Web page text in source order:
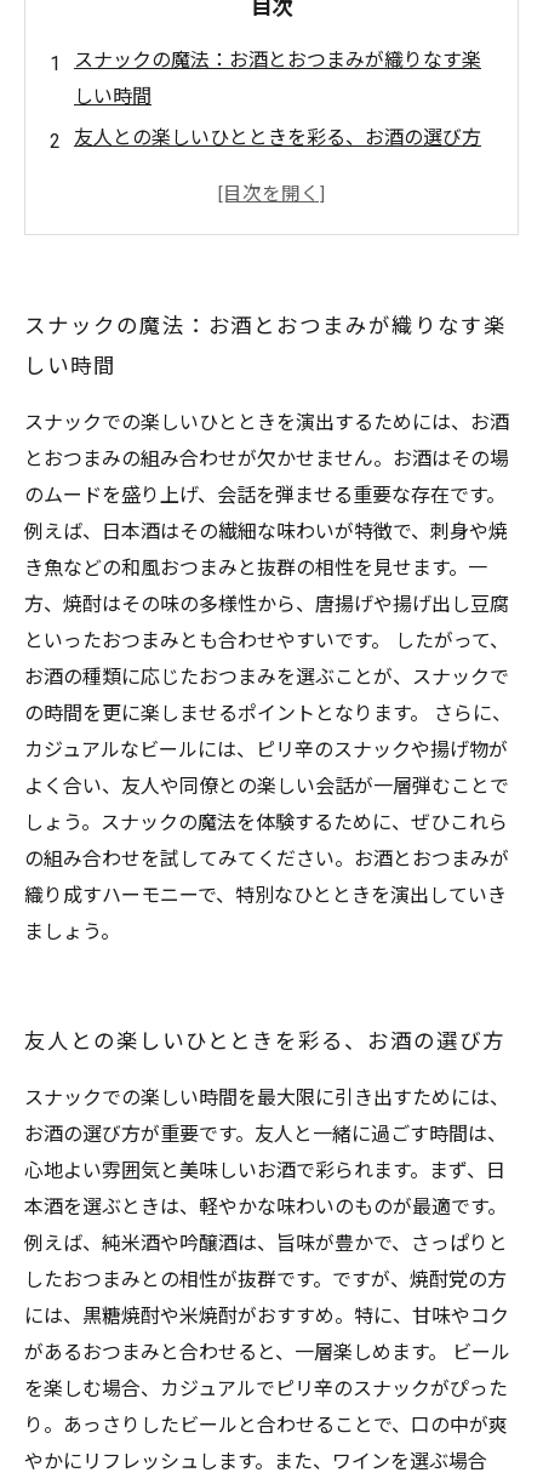
目次
スナックの魔法：お酒とおつまみが織りなす楽
しい時間
友人との楽しいひとときを彩る、お酒の選び方
おつまみの魅力：お酒を引き立てる絶妙な組み
いスナック
友人集まる夜：完璧なペアリングで楽しむスナ
ックタイム
心に残るひとときを演出する、お酒とおつまみ
の新しい楽しみ方
スナックの魔法：お酒とおつまみが織りなす楽
しい時間
スナックでの楽しいひとときを演出するためには、お酒
とおつまみの組み合わせが欠かせません。お酒はその場
のムードを盛り上げ、会話を弾ませる重要な存在です。
例えば、日本酒はその繊細な味わいが特徴で、刺身や焼
き魚などの和風おつまみと抜群の相性を見せます。一
方、焼酎はその味の多様性から、唐揚げや揚げ出し豆腐
といったおつまみとも合わせやすいです。 したがって、
お酒の種類に応じたおつまみを選ぶことが、スナックで
の時間を更に楽しませるポイントとなります。 さらに、
カジュアルなビールには、ピリ辛のスナックや揚げ物が
よく合い、友人や同僚との楽しい会話が一層弾むことで
しょう。スナックの魔法を体験するために、ぜひこれら
の組み合わせを試してみてください。お酒とおつまみが
織り成すハーモニーで、特別なひとときを演出していき
ましょう。
友人との楽しいひとときを彩る、お酒の選び方
スナックでの楽しい時間を最大限に引き出すためには、
お酒の選び方が重要です。友人と一緒に過ごす時間は、
心地よい雰囲気と美味しいお酒で彩られます。まず、日
本酒を選ぶときは、軽やかな味わいのものが最適です。
例えば、純米酒や吟醸酒は、旨味が豊かで、さっぱりと
したおつまみとの相性が抜群です。ですが、焼酎党の方
には、黒糖焼酎や米焼酎がおすすめ。特に、甘味やコク
があるおつまみと合わせると、一層楽しめます。 ビール
を楽しむ場合、カジュアルでピリ辛のスナックがぴった
り。あっさりしたビールと合わせることで、口の中が爽
やかにリフレッシュします。また、ワインを選ぶ場合